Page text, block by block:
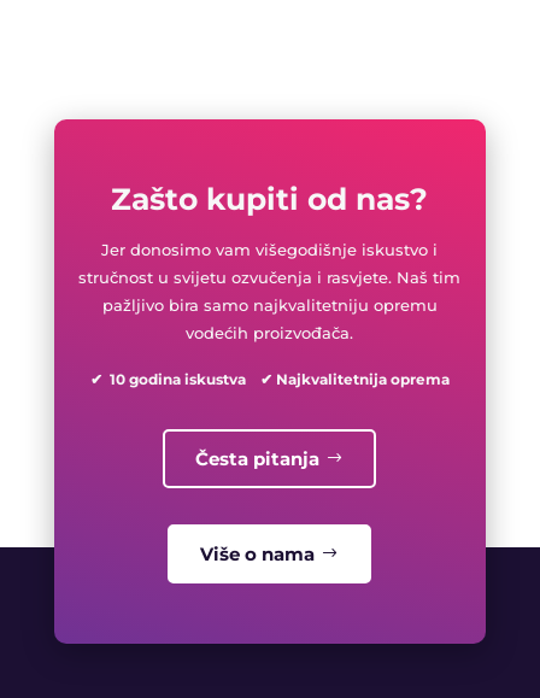
Zašto kupiti od nas?
Jer donosimo vam višegodišnje iskustvo i
stručnost u svijetu ozvučenja i rasvjete. Naš tim
pažljivo bira samo najkvalitetniju opremu
vodećih proizvođača.
✔ 10 godina iskustva ✔ Najkvalitetnija oprema
Česta pitanja
Više o nama